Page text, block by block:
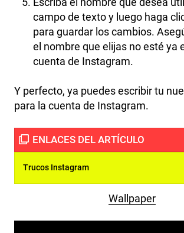
campo de texto y luego haga
para guardar los cambios.
el nombre que elijas no esté ya
cuenta de Instagram.
Y perfecto, ya puedes escribir tu
para la cuenta de Instagram.
Trucos Instagram
Wallpaper